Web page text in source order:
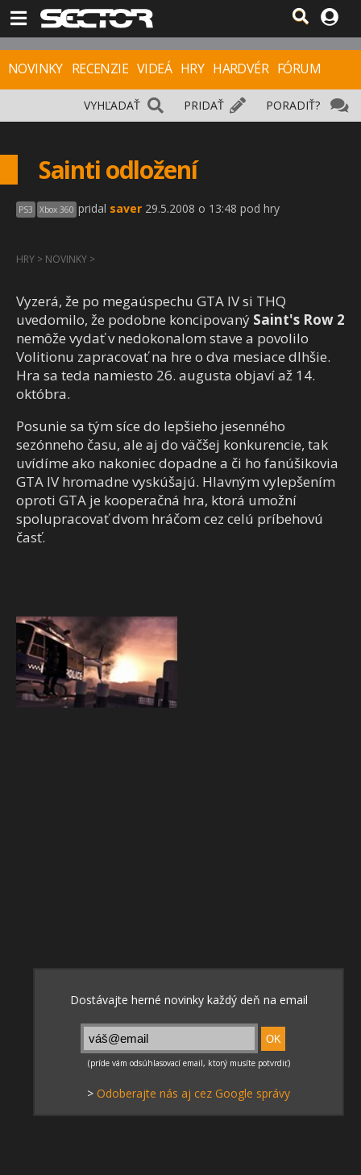
NOVINKY RECENZIE VIDEÁ HRY HARDVÉR FÓRUM
PORADIŤ?
PRIDAŤ
VYHĽADAŤ
Sainti odložení
PS3 Xbox 360 pridal saver 29.5.2008 o 13:48 pod hry
HRY > NOVINKY >
Vyzerá, že po megaúspechu GTA IV si THQ
uvedomilo, že podobne koncipovaný Saint's Row 2
nemôže vydať v nedokonalom stave a povolilo
Volitionu zapracovať na hre o dva mesiace dlhšie.
Hra sa teda namiesto 26. augusta objaví až 14.
októbra.
Posunie sa tým síce do lepšieho jesenného
sezónneho času, ale aj do väčšej konkurencie, tak
uvídíme ako nakoniec dopadne a či ho fanúšikovia
GTA IV hromadne vyskúšajú. Hlavným vylepšením
oproti GTA je kooperačná hra, ktorá umožní
spolupracovať dvom hráčom cez celú príbehovú
časť.
> Odoberajte nás aj cez Google správy